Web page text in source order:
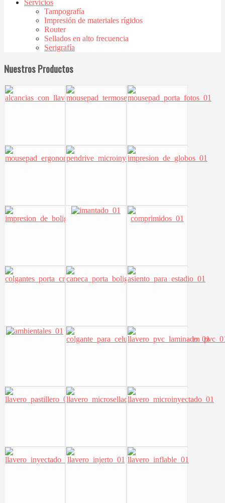
Servicios
Tampografía
Impresión de materiales rígidos
Router
Sellados en alto frecuencia
Serigrafía
Nuestros Productos